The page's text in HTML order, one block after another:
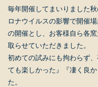
毎年開催してまいりました
ロナウイルスの影響で開催
の開催とし、お客様自ら各
取らせていただきました。
初めての試みにも拘わらず
ても楽しかった』『凄く良
た。